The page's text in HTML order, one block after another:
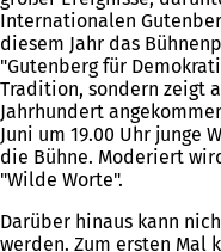
Internationalen
diesem Jahr das
"Gutenberg für
Tradition, sondern zeigt
Jahrhundert
Juni um 19.00 Uhr junge
die Bühne. Moderiert
"Wilde Worte".
Darüber hinaus kann
werden. Zum ersten Mal